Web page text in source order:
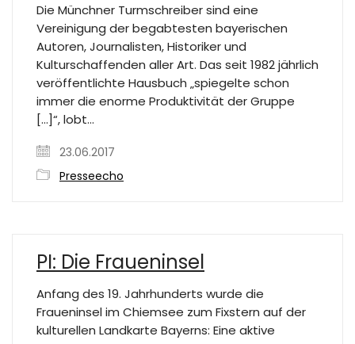
Die Münchner Turmschreiber sind eine
Vereinigung der begabtesten bayerischen
Autoren, Journalisten, Historiker und
Kulturschaffenden aller Art. Das seit 1982 jährlich
veröffentlichte Hausbuch „spiegelte schon
immer die enorme Produktivität der Gruppe
[…]“, lobt…
23.06.2017
Presseecho
PI: Die Fraueninsel
Anfang des 19. Jahrhunderts wurde die
Fraueninsel im Chiemsee zum Fixstern auf der
kulturellen Landkarte Bayerns: Eine aktive